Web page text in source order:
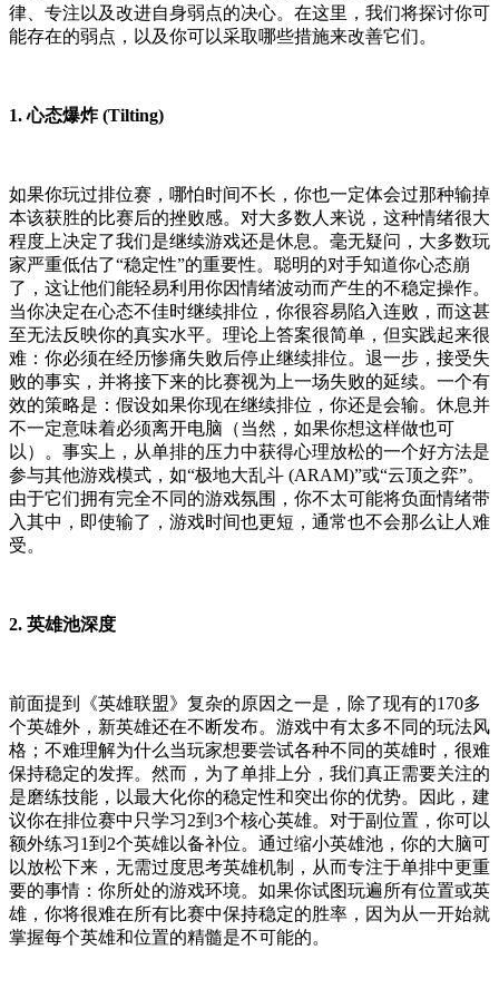
律、专注以及改进自身弱点的决心。在这里，我们将探讨你可
能存在的弱点，以及你可以采取哪些措施来改善它们。
1. 心态爆炸 (Tilting)
如果你玩过排位赛，哪怕时间不长，你也一定体会过那种输掉
本该获胜的比赛后的挫败感。对大多数人来说，这种情绪很大
程度上决定了我们是继续游戏还是休息。毫无疑问，大多数玩
家严重低估了“稳定性”的重要性。聪明的对手知道你心态崩
了，这让他们能轻易利用你因情绪波动而产生的不稳定操作。
当你决定在心态不佳时继续排位，你很容易陷入连败，而这甚
至无法反映你的真实水平。理论上答案很简单，但实践起来很
难：你必须在经历惨痛失败后停止继续排位。退一步，接受失
败的事实，并将接下来的比赛视为上一场失败的延续。一个有
效的策略是：假设如果你现在继续排位，你还是会输。休息并
不一定意味着必须离开电脑（当然，如果你想这样做也可
以）。事实上，从单排的压力中获得心理放松的一个好方法是
参与其他游戏模式，如“极地大乱斗 (ARAM)”或“云顶之弈”。
由于它们拥有完全不同的游戏氛围，你不太可能将负面情绪带
入其中，即使输了，游戏时间也更短，通常也不会那么让人难
受。
2. 英雄池深度
前面提到《英雄联盟》复杂的原因之一是，除了现有的170多
个英雄外，新英雄还在不断发布。游戏中有太多不同的玩法风
格；不难理解为什么当玩家想要尝试各种不同的英雄时，很难
保持稳定的发挥。然而，为了单排上分，我们真正需要关注的
是磨练技能，以最大化你的稳定性和突出你的优势。因此，建
议你在排位赛中只学习2到3个核心英雄。对于副位置，你可以
额外练习1到2个英雄以备补位。通过缩小英雄池，你的大脑可
以放松下来，无需过度思考英雄机制，从而专注于单排中更重
要的事情：你所处的游戏环境。如果你试图玩遍所有位置或英
雄，你将很难在所有比赛中保持稳定的胜率，因为从一开始就
掌握每个英雄和位置的精髓是不可能的。